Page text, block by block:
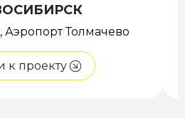
Аэропорт Толмачево
к проекту